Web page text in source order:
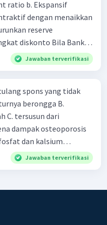
ratio b. Ekspansif
dengan menaikkan
reserve
Bila Bank
paribus maka .... a.
beredar (penawaran
bawah ke kanan atas
uang beredar
Tingkat bunga turun di
naik dari kiri bawah
jumlah uang
Menurunkan G,
Jawaban terverifikasi
spons yang tidak
berongga B.
C. tersusun dari
dampak osteoporosis
dan kalsium
Jawaban terverifikasi